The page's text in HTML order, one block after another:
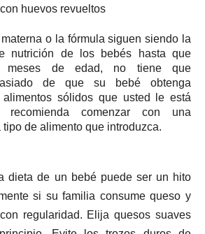
huevos revueltos
o la fórmula siguen siendo la
nutrición de los bebés hasta que
meses de edad, no tiene que
de que su bebé obtenga
alimentos sólidos que usted le está
recomienda comenzar con una
de alimento que introduzca.
dieta de un bebé puede ser un hito
si su familia consume queso y
regularidad. Elija quesos suaves